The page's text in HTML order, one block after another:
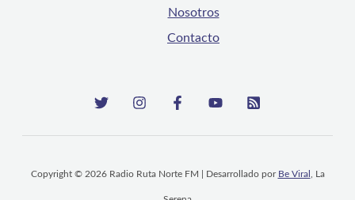
Nosotros
Contacto
Copyright © 2026 Radio Ruta Norte FM | Desarrollado por Be Viral , La